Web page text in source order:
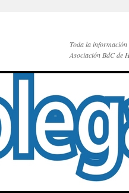
Toda la información
Asociación BdC de